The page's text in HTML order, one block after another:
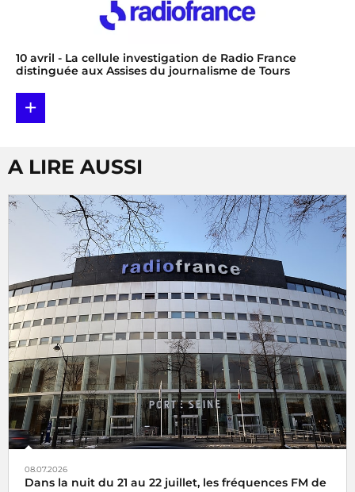
10 avril - La cellule investigation de Radio France
distinguée aux Assises du journalisme de Tours
+
A LIRE AUSSI
08.07.2026
Dans la nuit du 21 au 22 juillet, les fréquences FM de